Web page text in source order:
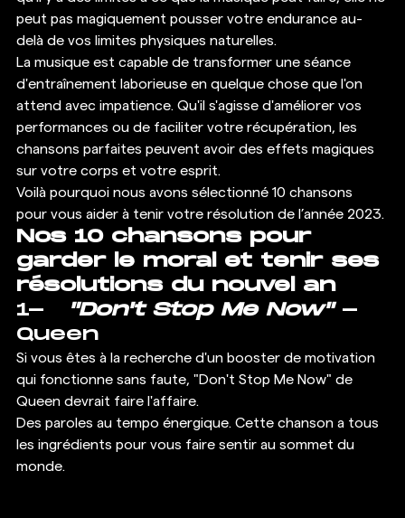
peut pas magiquement pousser votre endurance au-
delà de vos limites physiques naturelles.
La musique est capable de transformer une séance
d'entraînement laborieuse en quelque chose que l'on
attend avec impatience. Qu'il s'agisse d'améliorer vos
performances ou de faciliter votre récupération, les
chansons parfaites peuvent avoir des effets magiques
sur votre corps et votre esprit.
Voilà pourquoi nous avons sélectionné 10 chansons
pour vous aider à tenir votre résolution de l’année 2023.
Nos 10 chansons pour
garder le moral et tenir ses
résolutions du nouvel an
1-
"Don't Stop Me Now" -
Queen
Si vous êtes à la recherche d'un booster de motivation
qui fonctionne sans faute, "Don't Stop Me Now" de
Queen devrait faire l'affaire.
Des paroles au tempo énergique. Cette chanson a tous
les ingrédients pour vous faire sentir au sommet du
monde.